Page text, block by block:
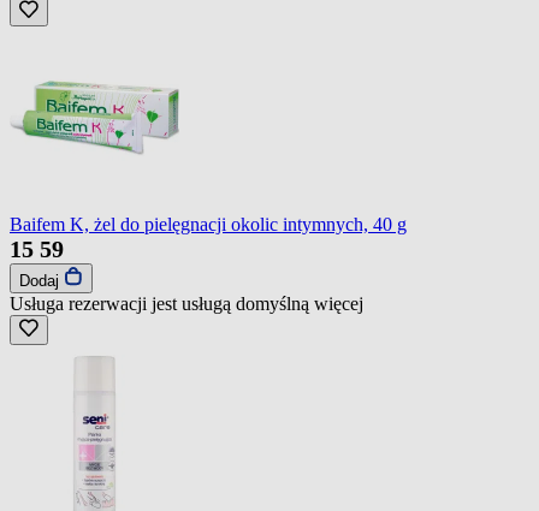
Baifem K, żel do pielęgnacji okolic intymnych, 40 g
15 59
Dodaj
Usługa rezerwacji jest usługą domyślną więcej